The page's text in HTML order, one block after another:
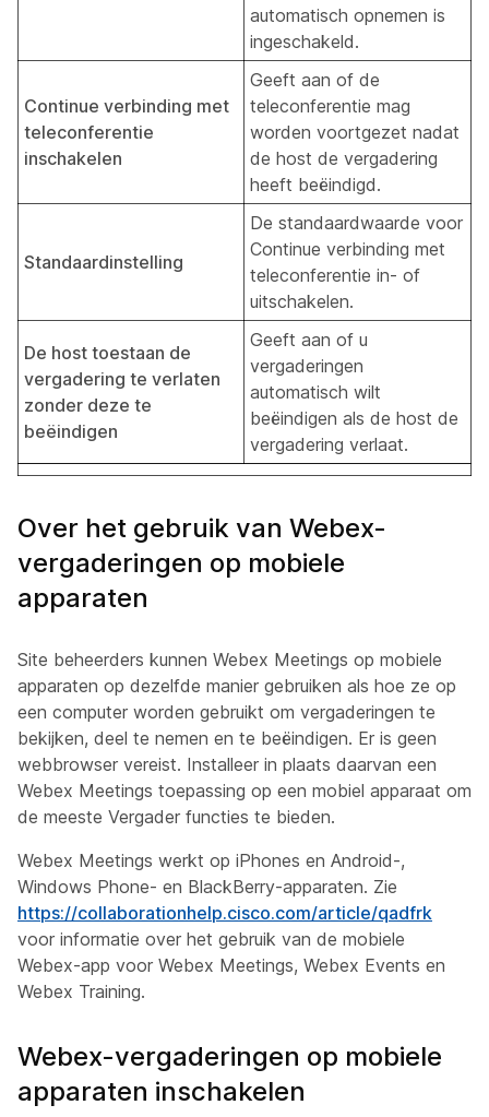
automatisch opnemen is
ingeschakeld.
Continue verbinding met
teleconferentie
inschakelen
Geeft aan of de
teleconferentie mag
worden voortgezet nadat
de host de vergadering
heeft beëindigd.
Standaardinstelling
De standaardwaarde voor
Continue verbinding met
teleconferentie in- of
uitschakelen.
De host toestaan de
vergadering te verlaten
zonder deze te
beëindigen
Geeft aan of u
vergaderingen
automatisch wilt
beëindigen als de host de
vergadering verlaat.
Over het gebruik van Webex-
vergaderingen op mobiele
apparaten
Site beheerders kunnen Webex Meetings op mobiele
apparaten op dezelfde manier gebruiken als hoe ze op
een computer worden gebruikt om vergaderingen te
bekijken, deel te nemen en te beëindigen. Er is geen
webbrowser vereist. Installeer in plaats daarvan een
Webex Meetings toepassing op een mobiel apparaat om
de meeste Vergader functies te bieden.
Webex Meetings werkt op iPhones en Android-,
Windows Phone- en BlackBerry-apparaten. Zie
https://collaborationhelp.cisco.com/article/qadfrk
voor informatie over het gebruik van de mobiele
Webex-app voor Webex Meetings, Webex Events en
Webex Training.
Webex-vergaderingen op mobiele
apparaten inschakelen